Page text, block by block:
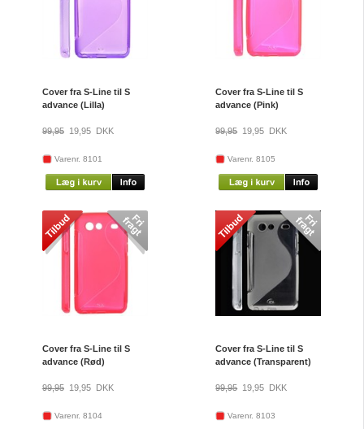
Cover fra S-Line til S
advance (Lilla)
99,95 19,95DKK
Varenr. 8101
Cover fra S-Line til S
advance (Pink)
99,95 19,95 DKK
Varenr. 8105
Cover fra S-Line til S
advance (Rød)
99,95 19,95DKK
Varenr. 8104
Cover fra S-Line til S
advance (Transparent)
99,95 19,95 DKK
Varenr. 8103